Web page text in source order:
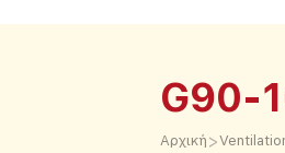
G90-
Αρχική >